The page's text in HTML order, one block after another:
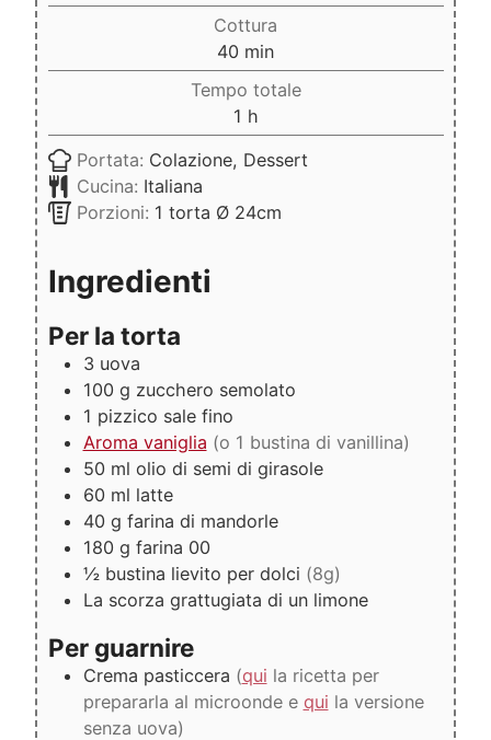
Cottura
40 minuti
min
Tempo totale
1 ora
h
Portata: Colazione, Dessert
Cucina: Italiana
Porzioni: 1 torta Ø 24cm
Ingredienti
Per la torta
3 uova
100 g zucchero semolato
1 pizzico sale fino
Aroma vaniglia (o 1 bustina di vanillina)
50 ml olio di semi di girasole
60 ml latte
40 g farina di mandorle
180 g farina 00
½ bustina lievito per dolci (8g)
La scorza grattugiata di un limone
Per guarnire
Crema pasticcera (qui la ricetta per
prepararla al microonde e qui la versione
senza uova)